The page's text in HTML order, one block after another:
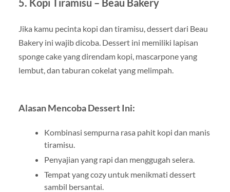
5. Kopi Tiramisu – Beau Bakery
Jika kamu pecinta kopi dan tiramisu, dessert dari Beau
Bakery ini wajib dicoba. Dessert ini memiliki lapisan
sponge cake yang direndam kopi, mascarpone yang
lembut, dan taburan cokelat yang melimpah.
Alasan Mencoba Dessert Ini:
Kombinasi sempurna rasa pahit kopi dan manis
tiramisu.
Penyajian yang rapi dan menggugah selera.
Tempat yang cozy untuk menikmati dessert
sambil bersantai.